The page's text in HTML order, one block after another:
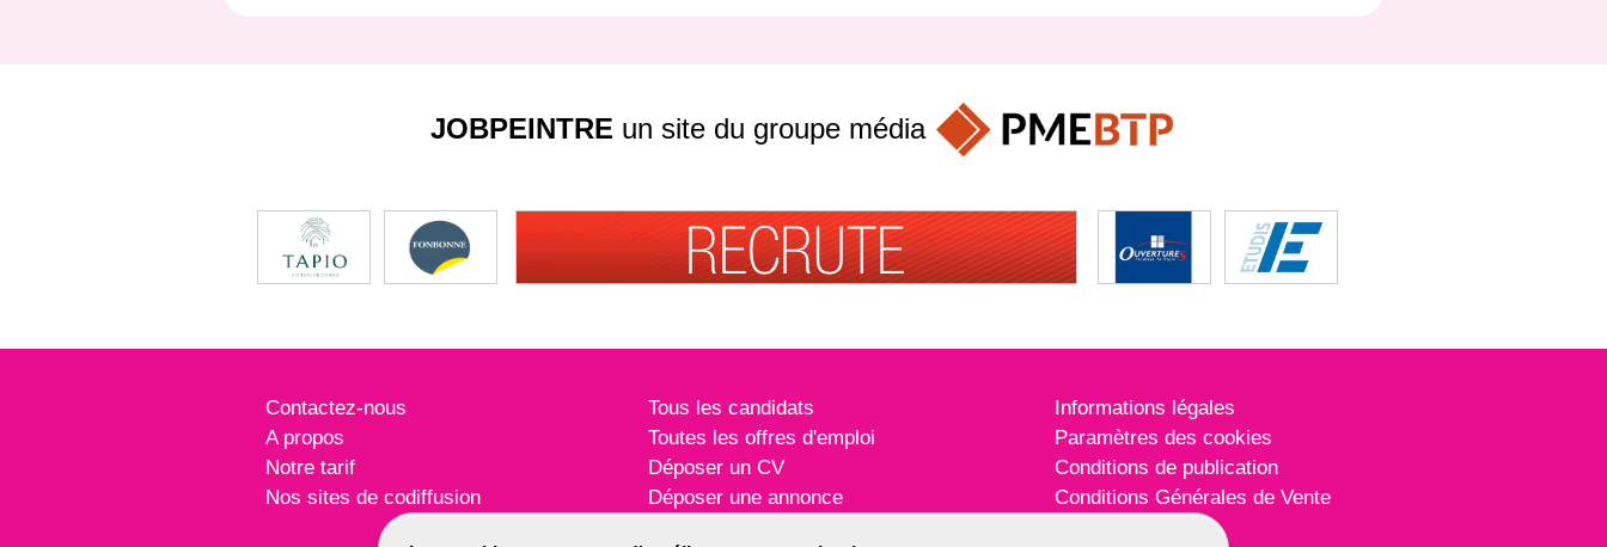
JOBPEINTRE un site du groupe média
Contactez-nous
A propos
Notre tarif
Nos sites de codiffusion
Tous les candidats
Toutes les offres d'emploi
Déposer un CV
Déposer une annonce
Informations légales
Paramètres des cookies
Conditions de publication
Conditions Générales de Vente